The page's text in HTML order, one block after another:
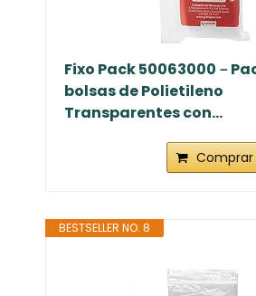
Fixo Pack 50063000－
bolsas de Polietileno
Transparentes con...
BESTSELLER NO. 8